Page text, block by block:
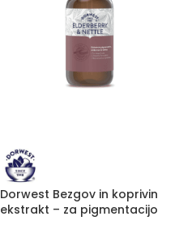
Dorwest Bezgov in koprivin
ekstrakt – za pigmentacijo